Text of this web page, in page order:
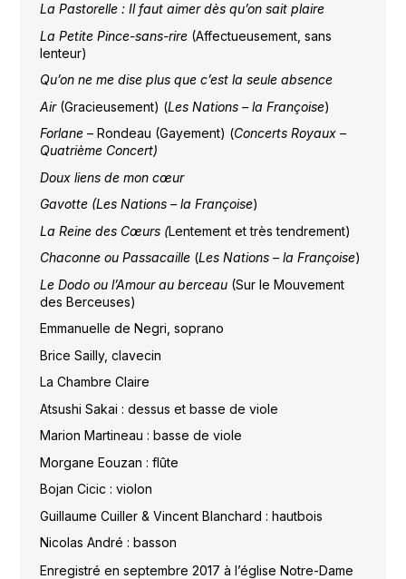
La Pastorelle : Il faut aimer dès qu’on sait plaire
La Petite Pince-sans-rire (Affectueusement, sans
lenteur)
Qu’on ne me dise plus que c’est la seule absence
Air (Gracieusement) (Les Nations – la Françoise)
Forlane – Rondeau (Gayement) (Concerts Royaux –
Quatrième Concert)
Doux liens de mon cœur
Gavotte (Les Nations – la Françoise)
La Reine des Cœurs (Lentement et très tendrement)
Chaconne ou Passacaille (Les Nations – la Françoise)
Le Dodo ou l’Amour au berceau (Sur le Mouvement
des Berceuses)
Emmanuelle de Negri, soprano
Brice Sailly, clavecin
La Chambre Claire
Atsushi Sakai : dessus et basse de viole
Marion Martineau : basse de viole
Morgane Eouzan : flûte
Bojan Cicic : violon
Guillaume Cuiller & Vincent Blanchard : hautbois
Nicolas André : basson
Enregistré en septembre 2017 à l’église Notre-Dame